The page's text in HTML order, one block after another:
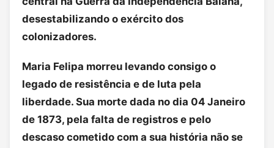
desestabilizando o exército dos
colonizadores.
Maria Felipa morreu levando consigo o
legado de resistência e de luta pela
liberdade. Sua morte dada no dia 04 Janeiro
de 1873, pela falta de registros e pelo
descaso cometido com a sua história não se